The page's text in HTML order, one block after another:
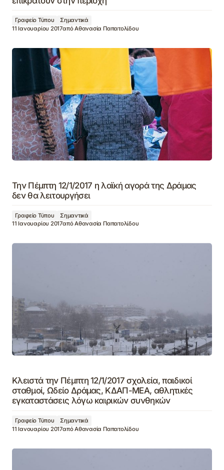
Γραφείο Τύπου
Σημαντικά
11 Ιανουαρίου 2017απόΑθανασία Παπατολίδου
Την Πέμπτη 12/1/2017 η λαϊκή αγορά της Δράμας
δεν θα λειτουργήσει
Γραφείο Τύπου
Σημαντικά
11 Ιανουαρίου 2017απόΑθανασία Παπατολίδου
Κλειστά την Πέμπτη 12/1/2017 σχολεία, παιδικοί
σταθμοί, Ωδείο Δράμας, ΚΔΑΠ-ΜΕΑ, αθλητικές
εγκαταστάσεις λόγω καιρικών συνθηκών
Γραφείο Τύπου
Σημαντικά
11 Ιανουαρίου 2017απόΑθανασία Παπατολίδου